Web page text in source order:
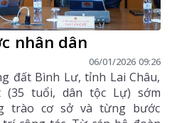
nhân dân
06/01/2026 09:26
đất Bình Lư, tỉnh Lai Châu,
(35 tuổi, dân tộc Lự) sớm
trào cơ sở và từng bước